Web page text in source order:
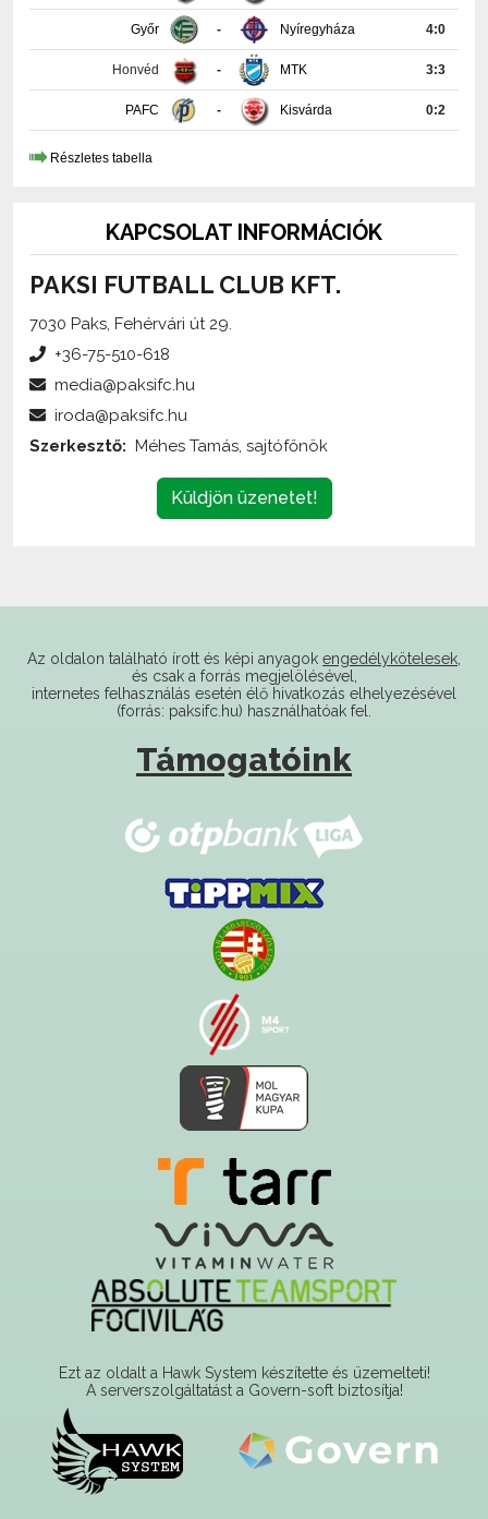
Honvéd MTK 3:3
PAFC Kisvárda 0:2
Részletes tabella
PAKSI FUTBALL CLUB KFT.
7030 Paks, Fehérvári út 29.
Küldjön üzenetet!
internetes felhasználás esetén élő hivatkozás elhelyezésével
(forrás: paksifc.hu) használhatóak fel.
Támogatóink
Ezt az oldalt a Hawk System készítette és üzemelteti!